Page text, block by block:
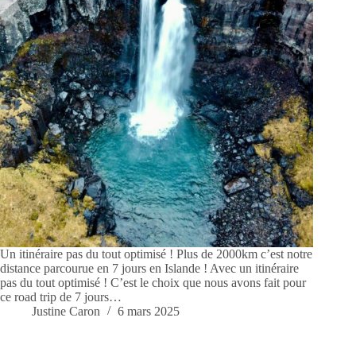
Un itinéraire pas du tout optimisé ! Plus de 2000km c’est notre
distance parcourue en 7 jours en Islande ! Avec un itinéraire
pas du tout optimisé ! C’est le choix que nous avons fait pour
ce road trip de 7 jours…
Justine Caron
6 mars 2025